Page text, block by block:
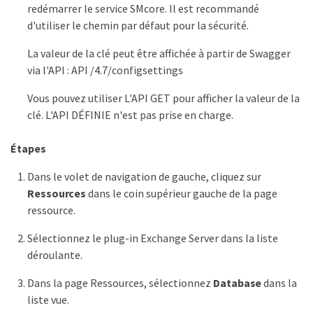
redémarrer le service SMcore. Il est recommandé
d'utiliser le chemin par défaut pour la sécurité.
La valeur de la clé peut être affichée à partir de Swagger
via l'API : API /4.7/configsettings
Vous pouvez utiliser L'API GET pour afficher la valeur de la
clé. L'API DÉFINIE n'est pas prise en charge.
Étapes
Dans le volet de navigation de gauche, cliquez sur
Ressources dans le coin supérieur gauche de la page
ressource.
Sélectionnez le plug-in Exchange Server dans la liste
déroulante.
Dans la page Ressources, sélectionnez Databasedans la
liste vue.